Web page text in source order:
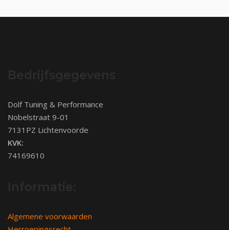
Dolf Tuning & Performance
Nobelstraat 9-01
7131PZ Lichtenvoorde
KVK:
74169610
Algemene voorwaarden